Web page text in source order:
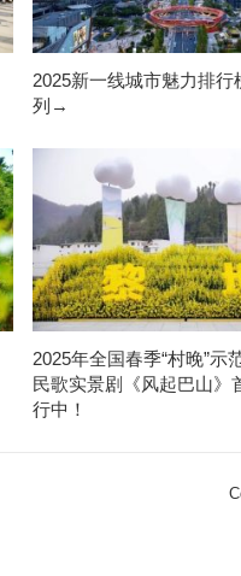
2025新一线城市魅力排行
列→
2025年全国春季“村晚”示
民歌实景剧《风起巴山》
行中！